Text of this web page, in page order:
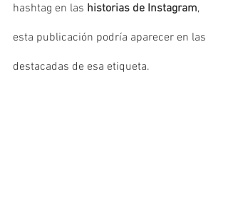
hashtag en las historias de Instagram,
esta publicación podría aparecer en las
destacadas de esa etiqueta.